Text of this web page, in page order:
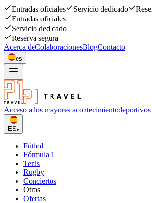
Entradas oficiales Servicio dedicado
Entradas oficiales
Servicio dedicado
Reserva segura
Acerca deColaboracionesBlogContacto
es
Acceso a los mayores acontecimiento
ES
Fútbol
Fórmula 1
Tenis
Rugby
Conciertos
Otros
Ofertas